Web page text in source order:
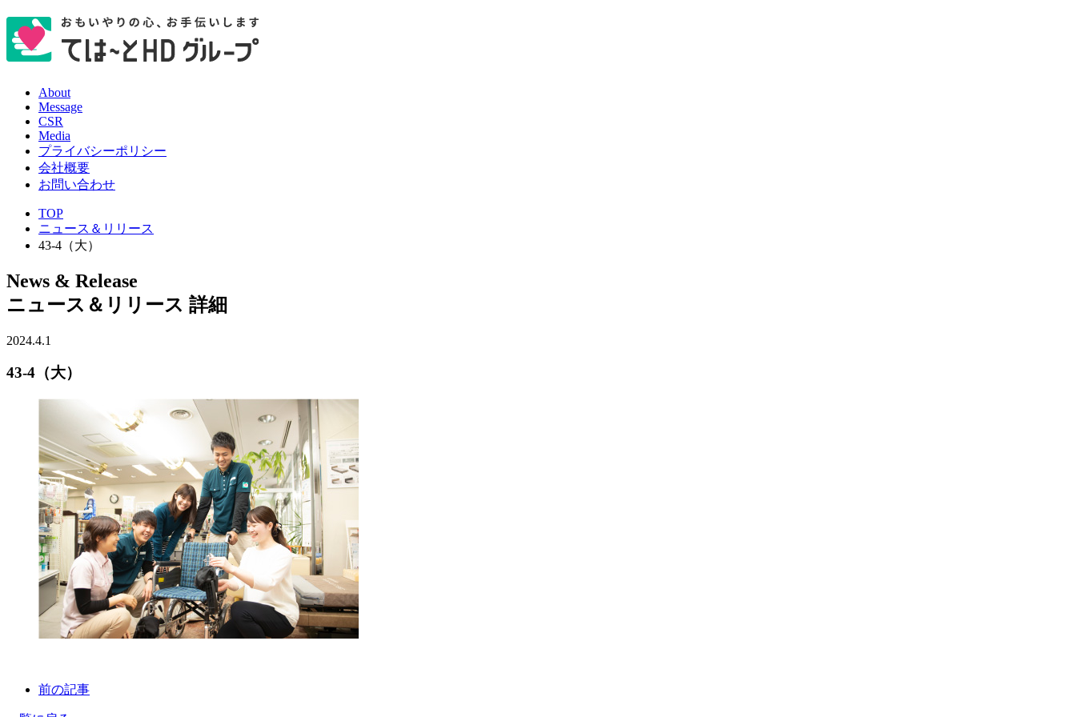
About
Message
CSR
Media
プライバシーポリシー
会社概要
お問い合わせ
TOP
ニュース＆リリース
43-4（大）
News & Release
ニュース＆リリース 詳細
2024.4.1
43-4（大）
前の記事